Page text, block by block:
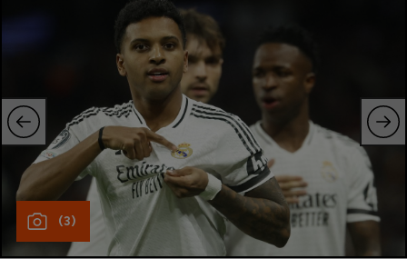
SuperLiga
Liga 2
Cupa României
Echipa Națională
U21
Fotbal feminin
Special
(3)